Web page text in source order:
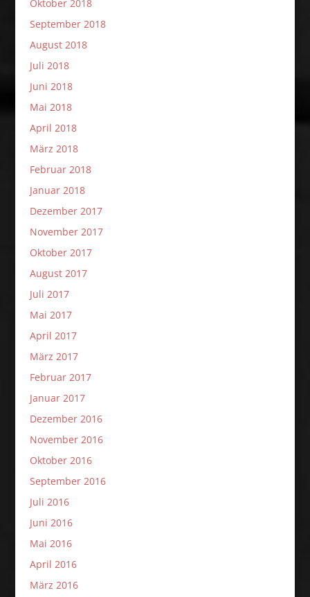
Oktober 2018
September 2018
August 2018
Juli 2018
Juni 2018
Mai 2018
April 2018
März 2018
Februar 2018
Januar 2018
Dezember 2017
November 2017
Oktober 2017
August 2017
Juli 2017
Mai 2017
April 2017
März 2017
Februar 2017
Januar 2017
Dezember 2016
November 2016
Oktober 2016
September 2016
Juli 2016
Juni 2016
Mai 2016
April 2016
März 2016